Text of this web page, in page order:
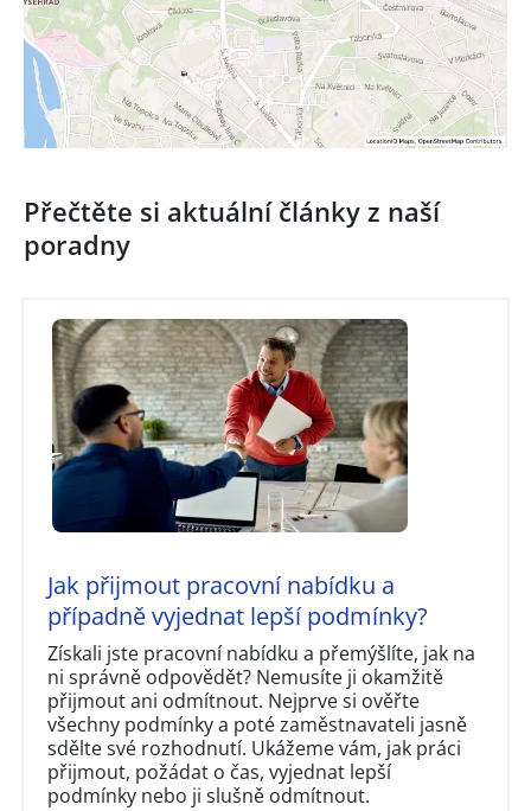
Přečtěte si aktuální články z naší
poradny
Jak přijmout pracovní nabídku a
případně vyjednat lepší podmínky?
Získali jste pracovní nabídku a přemýšlíte, jak na
ni správně odpovědět? Nemusíte ji okamžitě
přijmout ani odmítnout. Nejprve si ověřte
všechny podmínky a poté zaměstnavateli jasně
sdělte své rozhodnutí. Ukážeme vám, jak práci
přijmout, požádat o čas, vyjednat lepší
podmínky nebo ji slušně odmítnout.